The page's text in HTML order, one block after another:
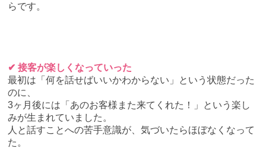
らです。
✔ 接客が楽しくなっていった
最初は「何を話せばいいかわからない」という状態だった
のに、
3ヶ月後には「あのお客様また来てくれた！」という楽し
みが生まれていました。
人と話すことへの苦手意識が、気づいたらほぼなくなって
た。